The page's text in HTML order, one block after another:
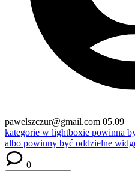
pawelszczur@gmail.com 05.09
kategorie w lightboxie powinna
albo powinny być oddzielne
0